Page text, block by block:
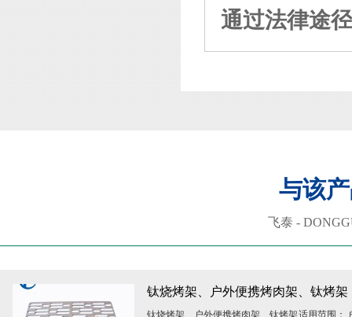
通过法律途
与该
飞泰 -
钛烧烤架、户外便携烤肉架、钛烤架
钛烧烤架、户外便携烤肉架、钛烤架 适用范围：